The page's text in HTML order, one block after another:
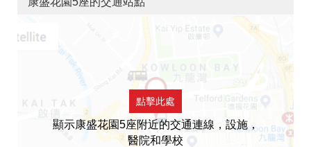
點擊此處
顯示康盛花園5座附近的交通連線，設施，
醫院和學校